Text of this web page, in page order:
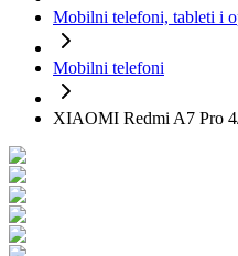
Mobilni telefoni, tableti i
Mobilni telefoni
XIAOMI Redmi A7 Pro